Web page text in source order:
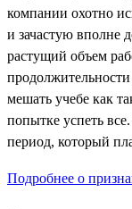
компании охотно
и зачастую вполне
растущий объем
мешать учебе как
попытке успеть
период, который
Подробнее о